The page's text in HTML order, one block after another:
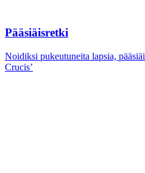
Pääsiäisretki
Noidiksi pukeutuneita lapsia,
Crucis’